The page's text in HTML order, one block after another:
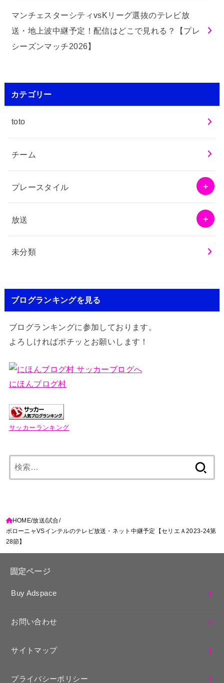
マンチェスターシティvsKリーグ選抜のテレビ放
送・地上波中継予定！配信はどこで見れる？【プレ
シーズンマッチ2026】
カテゴリー
toto
チーム
プレースタイル
放送
未分類
ブログランキングを見る
ブログランキングに参加しております。
よろしければポチッとお願いします！
にほんブログ村
サッカーランキング
索:
HOME 放送 試合
ボローニャVSインテルのテレビ放送・ネット中継予定【セリエＡ2023-24第
28節】
固定ページ
Buy Adspace
お問い合わせ
サイトマップ
プライバシーポリシー